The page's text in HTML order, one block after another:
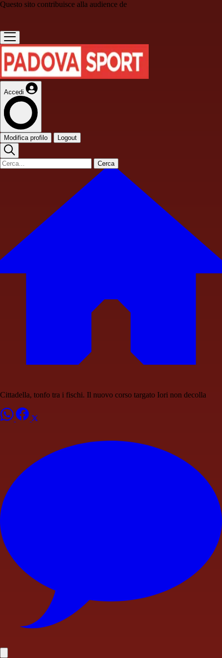
Questo sito contribuisce alla audience de
Accedi
Modifica profilo Logout
Cerca
Cittadella, tonfo tra i fischi. Il nuovo corso targato Iori non decolla